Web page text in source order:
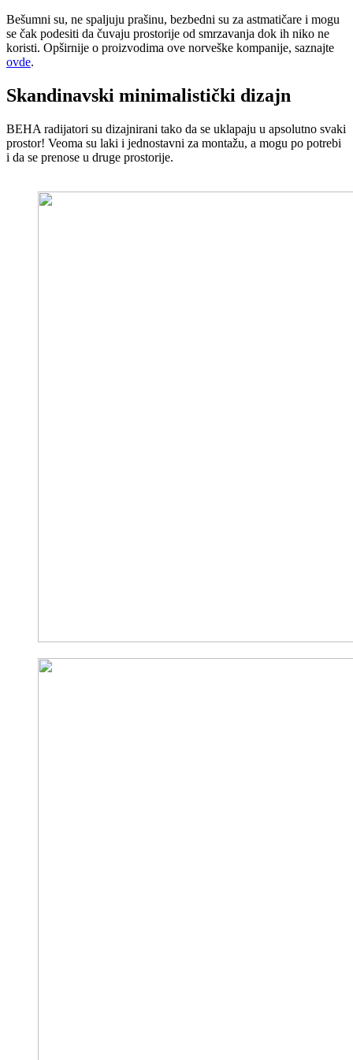
Bešumni su, ne spaljuju prašinu, bezbedni su za astmatičare i mogu
se čak podesiti da čuvaju prostorije od smrzavanja dok ih niko ne
koristi. Opširnije o proizvodima ove norveške kompanije, saznajte
ovde.
Skandinavski minimalistički dizajn
BEHA radijatori su dizajnirani tako da se uklapaju u apsolutno svaki
prostor! Veoma su laki i jednostavni za montažu, a mogu po potrebi
i da se prenose u druge prostorije.